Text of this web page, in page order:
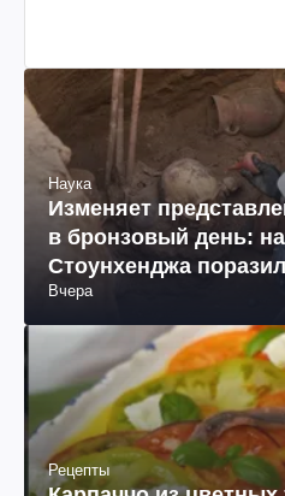
Наука
Изменяет
в бронзовый день:
Стоунхенджа
Вчера
Рецепты